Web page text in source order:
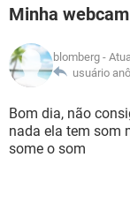
INSTAGRAM
GUIA DE COMPRAS
INSTAGRAM
GUIA DE COMPRAS
JOGOS
CELULAR
OUTLOOK
INSTAGRAM
GUIA DE COMPRAS
JOGOS
CELULAR
OUTLOOK
INSTAGRAM
GLOSSÁRIO
JOGOS
CELULAR
Minha
blomberg -
usuário
Bom dia, não
nada ela tem som
some o som